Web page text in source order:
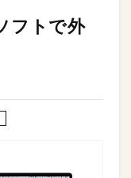
フトで外